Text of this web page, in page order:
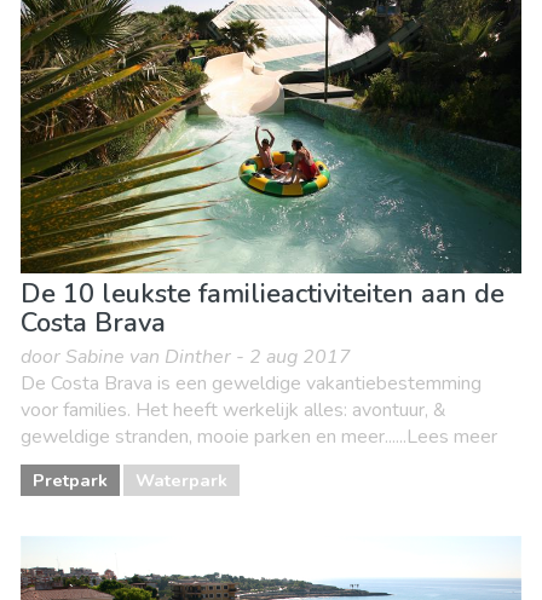
De 10 leukste familieactiviteiten aan de
Costa Brava
door Sabine van Dinther - 2 aug 2017
De Costa Brava is een geweldige vakantiebestemming
voor families. Het heeft werkelijk alles: avontuur, &
geweldige stranden, mooie parken en meer......Lees meer
Pretpark Waterpark